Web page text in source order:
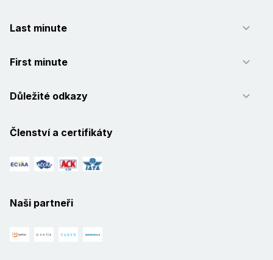
Last minute
First minute
Důležité odkazy
Členství a certifikáty
Naši partneři